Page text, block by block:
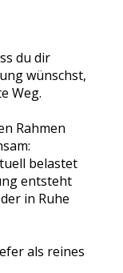
du dir
wünschst,
Weg.
Rahmen
belastet
entsteht
in Ruhe
als reines